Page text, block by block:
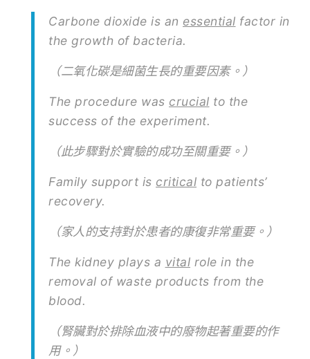
Carbone dioxide is an essential factor in
the growth of bacteria.
（二氧化碳是細菌生長的重要因素。）
The procedure was crucial to the
success of the experiment.
（此步驟對於實驗的成功至關重要。）
Family support is critical to patients’
recovery.
（家人的支持對於患者的康復非常重要。）
The kidney plays a vital role in the
removal of waste products from the
blood.
（腎臟對於排除血液中的廢物起著重要的作
用。）